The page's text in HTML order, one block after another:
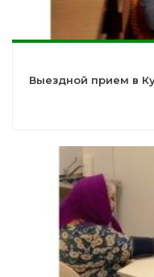
Выездной прием в